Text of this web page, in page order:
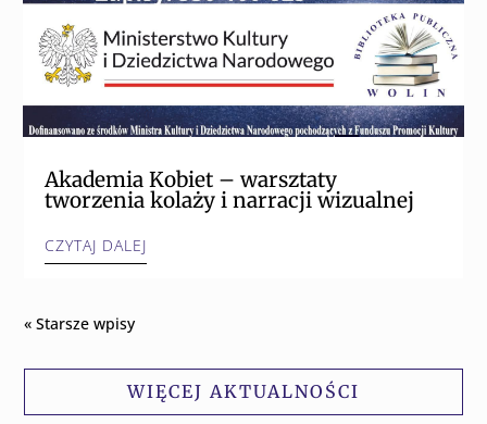
Akademia Kobiet – warsztaty
tworzenia kolaży i narracji wizualnej
CZYTAJ DALEJ
« Starsze wpisy
WIĘCEJ AKTUALNOŚCI